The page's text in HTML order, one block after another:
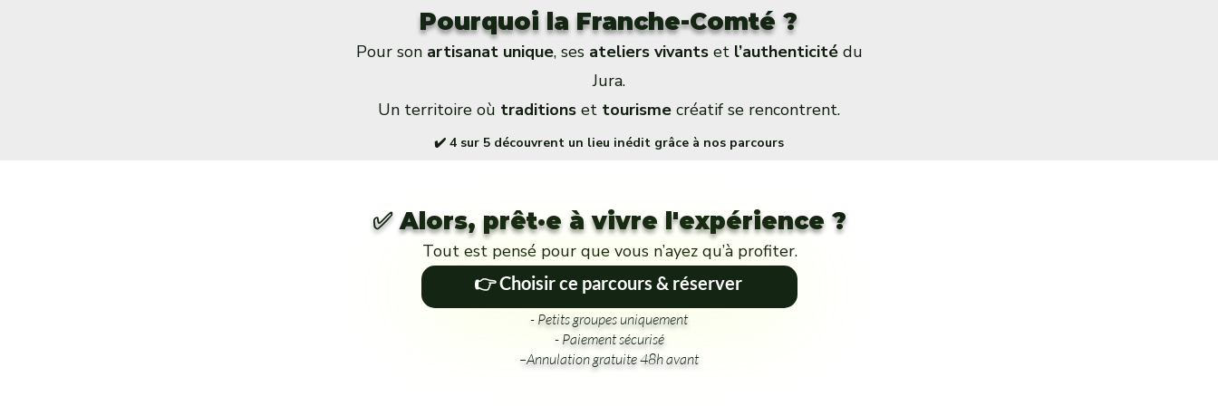
Pourquoi la Franche-Comté ?
Pour son artisanat unique, ses ateliers vivantset l’authenticité du
Jura.
Un territoire où traditions et tourisme créatif se rencontrent.
✔️ 4 sur 5 découvrent un lieu inédit grâce à nos parcours
✅ Alors, prêt·e à vivre l'expérience ?
Tout est pensé pour que vous n’ayez qu’à profiter.
👉 Choisir ce parcours & réserver
- Petits groupes uniquement
- Paiement sécurisé
–Annulation gratuite 48h avant